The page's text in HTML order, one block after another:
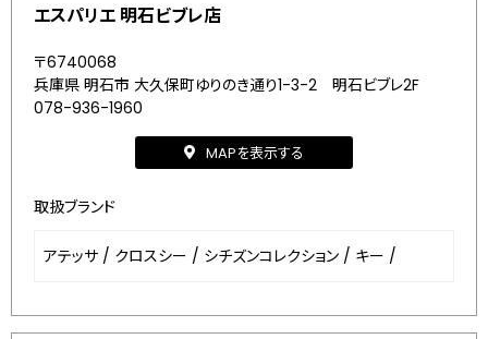
エスパリエ 明石ビブレ店
〒6740068
兵庫県 明石市 大久保町ゆりのき通り1-3-2 明石ビブレ2F
078-936-1960
MAPを表示する
取扱ブランド
アテッサ / クロスシー / シチズンコレクション / キー /